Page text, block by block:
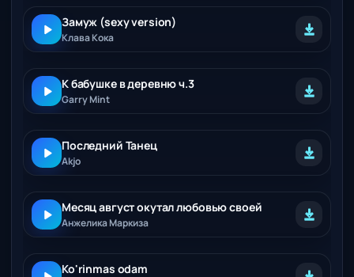
Замуж (sexy version)
Клава Кока
К бабушке в деревню ч.3
Garry Mint
Последний Танец
Akjo
Месяц август окутал любовью своей
Анжелика Маркиза
Ko'rinmas odam